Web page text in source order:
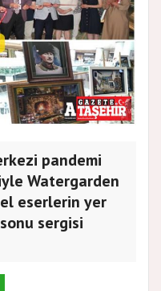
pandemi
Watergarden
eserlerin yer
sergisi